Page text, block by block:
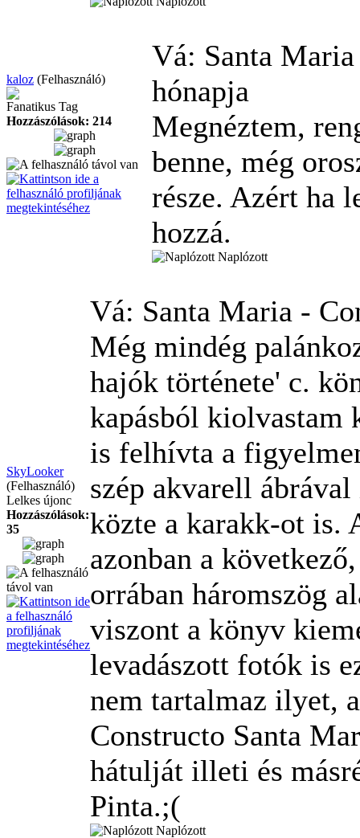
kaloz (Felhasználó)
Fanatikus Tag
Hozzászólások: 214
Vá: Santa
hónapja
Megnéztem,
benne, még
része. Azért ha
hozzá.
Naplózott
SkyLooker
(Felhasználó)
Lelkes újonc
Hozzászólások:
35
Vá: Santa Maria -
Még mindég
hajók története' c.
kapásból kiolvastam
is felhívta a
szép akvarell
közte a karakk-ot is.
azonban a
orrában háromszög
viszont a könyv
levadászott fotók is
nem tartalmaz ilyet,
Constructo Santa
hátulját illeti és
Pinta.;(
Naplózott